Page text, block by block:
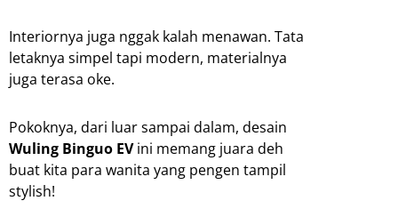
Interiornya juga nggak kalah menawan. Tata
letaknya simpel tapi modern, materialnya
juga terasa oke.
Pokoknya, dari luar sampai dalam, desain
Wuling Binguo EVini memang juara deh
buat kita para wanita yang pengen tampil
stylish!